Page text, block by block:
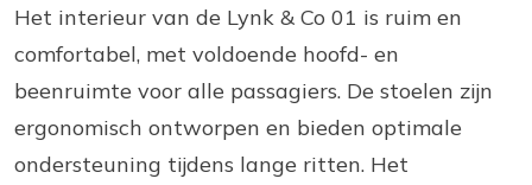
Het interieur van de Lynk & Co 01 is ruim en
comfortabel, met voldoende hoofd- en
beenruimte voor alle passagiers. De stoelen zijn
ergonomisch ontworpen en bieden optimale
ondersteuning tijdens lange ritten. Het